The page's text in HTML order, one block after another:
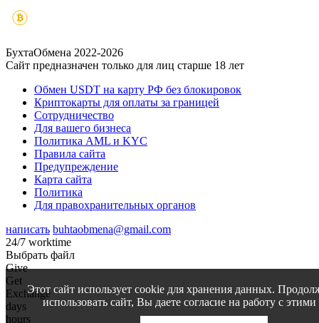
БухтаОбмена 2022-2026
Сайт предназначен только для лиц старше 18 лет
Обмен USDT на карту РФ без блокировок
Криптокарты для оплаты за границей
Сотрудничество
Для вашего бизнеса
Политика AML и KYC
Правила сайта
Предупреждение
Карта сайта
Политика
Для правохранительных органов
написать buhtaobmena@gmail.com
24/7 worktime
Выбрать файл
Give
Get
Exchange
days
hours
Этот сайт использует cookie для хранения данных.
использовать сайт, Вы даете согласие на работу с этими